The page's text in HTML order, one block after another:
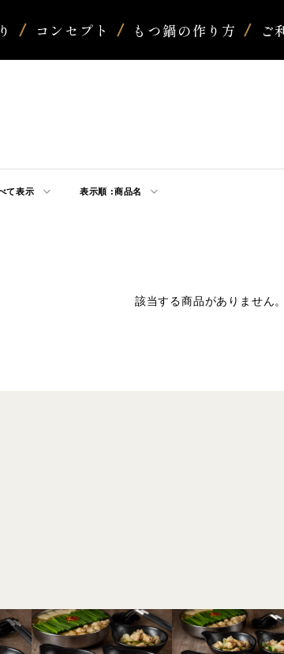
コンセプト もつ鍋の作り方 ご
て表示 表示順 :商品名
該当する商品がありません。